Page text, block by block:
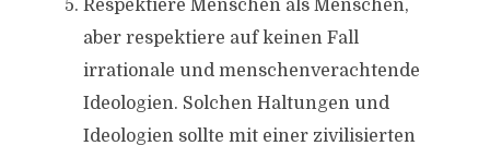
Respektiere Menschen als Menschen,
aber respektiere auf keinen Fall
irrationale und menschenverachtende
Ideologien. Solchen Haltungen und
Ideologien sollte mit einer zivilisierten